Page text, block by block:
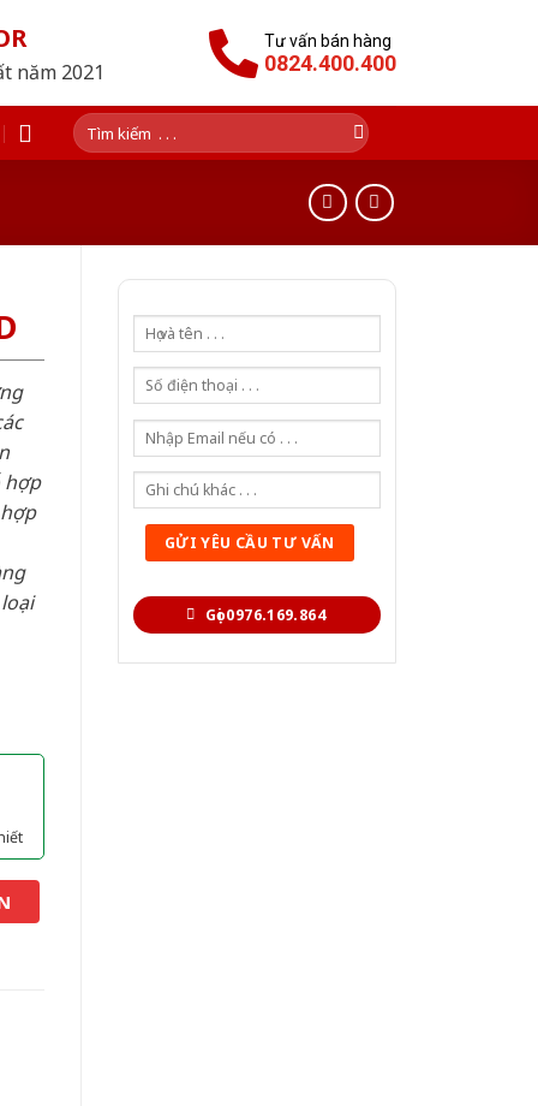
năm 2021
Tư vấn bán hàng
0824.400.400
Tìm
kiếm:
Gọi 0976.169.864
hợp